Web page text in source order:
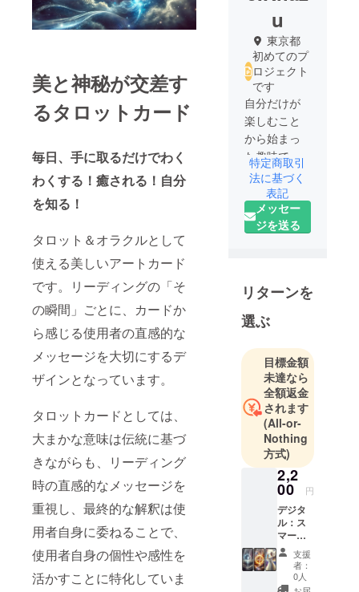
美と神秘が交差す
るタロットカード
毎日、手に取るだけでわく
わくする！癒される！自分
を知る！
タロット＆オラクルとして
使える美しいアートカード
です。リーディングの「そ
の瞬間」ごとに、カードか
ら感じる使用者の直感的な
メッセージを大切にするデ
ザインとなっています。
タロットカードとしては、
大まかな意味は伝統に基づ
きながらも、リーディング
時の直感的なメッセージを
重視し、最終的な解釈は使
用者自身に委ねることで、
使用者自身の個性や感性を
活かすことに特化していま
u
東京都
初めてのプ
ロジェクト
です
自分だけが
楽しむこと
から始まっ
た趣味です
が、喜んで
くださる
方々のおか
げさまで、
発信してい
ます。
特定商取引
法に基づく
表記
メッセー
ジを送る
リターンを
選ぶ
目標金額
未達なら
全額返金
されます
(All-or-
Nothing
方式)
2,2
00 円
デジタ
ル：ス
マート
フォン
待ち受
け画像
3枚 特
支援
者：
0人